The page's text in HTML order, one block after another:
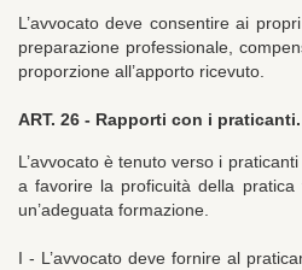
L’avvocato deve consentire ai
preparazione professionale,
proporzione all’apporto ricevuto.
ART. 26 - Rapporti con i praticanti.
L’avvocato è tenuto verso i
a favorire la proficuità della
un’adeguata formazione.
I - L’avvocato deve fornire al